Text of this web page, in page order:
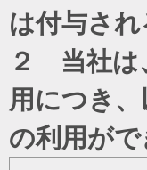
は付与さ
２ 当社は
用につき
の利用が